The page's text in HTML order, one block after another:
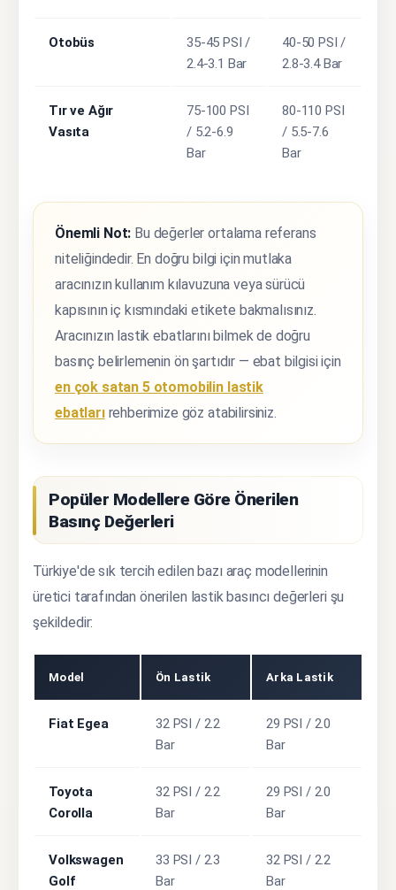
Otobüs
35-45 PSI /
2.4-3.1 Bar
40-50 PSI /
2.8-3.4 Bar
Tır ve Ağır
Vasıta
75-100 PSI
/ 5.2-6.9
Bar
80-110 PSI
/ 5.5-7.6
Bar
Önemli Not: Bu değerler ortalama referans
niteliğindedir. En doğru bilgi için mutlaka
aracınızın kullanım kılavuzuna veya sürücü
kapısının iç kısmındaki etikete bakmalısınız.
Aracınızın lastik ebatlarını bilmek de doğru
basınç belirlemenin ön şartıdır — ebat bilgisi için
en çok satan 5 otomobilin lastik
ebatlarırehberimize göz atabilirsiniz.
Popüler Modellere Göre Önerilen
Basınç Değerleri
Türkiye'de sık tercih edilen bazı araç modellerinin
üretici tarafından önerilen lastik basıncı değerleri şu
şekildedir:
Model Ön Lastik Arka Lastik
Fiat Egea
32 PSI / 2.2
Bar
29 PSI / 2.0
Bar
Toyota
Corolla
32 PSI / 2.2
Bar
29 PSI / 2.0
Bar
Volkswagen
Golf
33 PSI / 2.3
Bar
32 PSI / 2.2
Bar